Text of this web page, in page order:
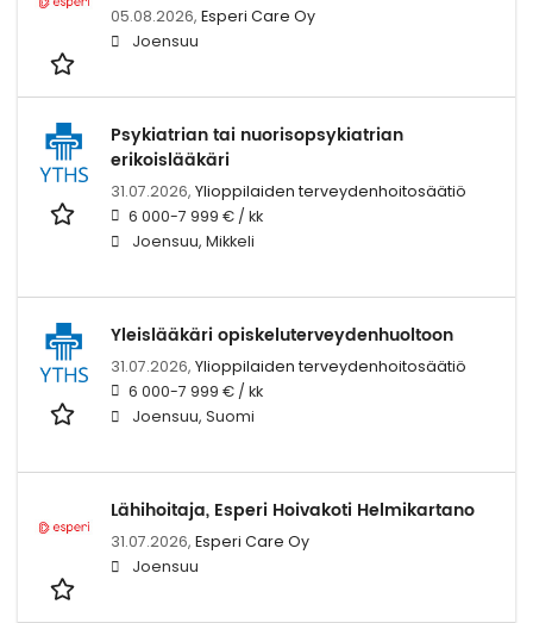
05.08.2026, Esperi Care Oy
Joensuu
Psykiatrian tai nuorisopsykiatrian
erikoislääkäri
31.07.2026, Ylioppilaiden terveydenhoitosäätiö
6 000-7 999 € / kk
Joensuu, Mikkeli
Yleislääkäri opiskeluterveydenhuoltoon
31.07.2026, Ylioppilaiden terveydenhoitosäätiö
6 000-7 999 € / kk
Joensuu, Suomi
Lähihoitaja, Esperi Hoivakoti Helmikartano
31.07.2026, Esperi Care Oy
Joensuu